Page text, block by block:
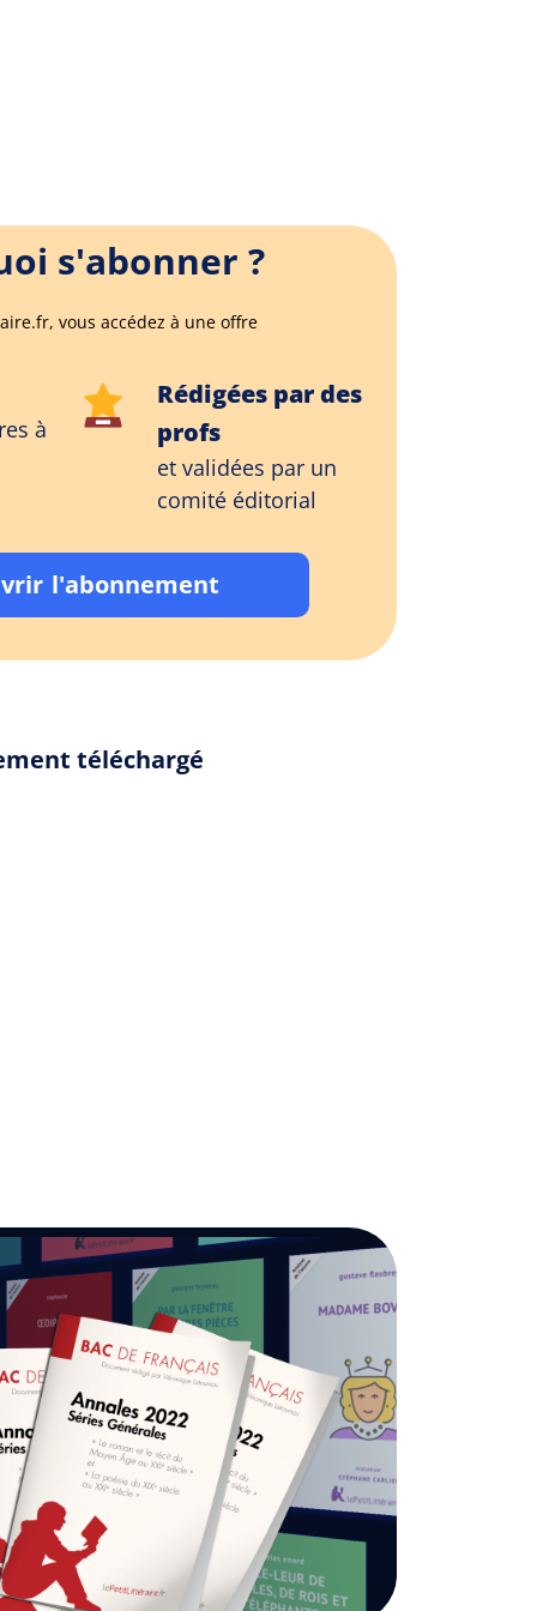
s'abonner ?
vous accédez à une offre
à
Rédigées par des
profs
et validées par un
comité éditorial
l'abonnement
téléchargé